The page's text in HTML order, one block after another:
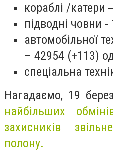
кораблі /катери
підводні човни
автомобільної
– 42954 (+113)
спеціальна
Нагадаємо, 19
найбільших
захисників
полону.